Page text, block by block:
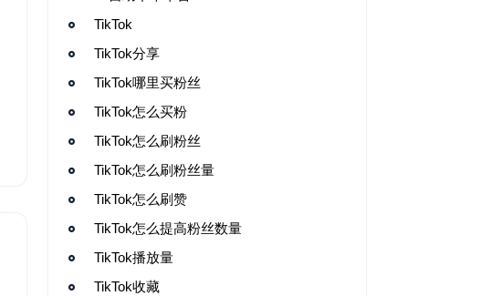
TikTok
TikTok分享
TikTok哪里买粉丝
TikTok怎么买粉
TikTok怎么刷粉丝
TikTok怎么刷粉丝量
TikTok怎么刷赞
TikTok怎么提高粉丝数量
TikTok播放量
TikTok收藏